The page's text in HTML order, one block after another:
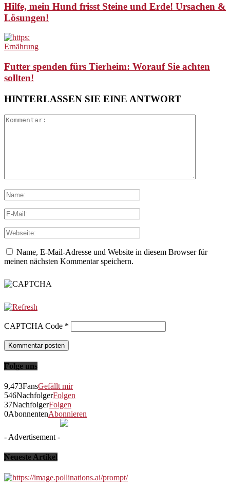
Hilfe, mein Hund frisst Steine und Erde! Ursachen &
Lösungen!
Ernährung
Futter spenden fürs Tierheim: Worauf Sie achten
sollten!
HINTERLASSEN SIE EINE ANTWORT
Name, E-Mail-Adresse und Website in diesem Browser für
meinen nächsten Kommentar speichern.
CAPTCHA Code *
Folge uns
9,473FansGefällt mir
546NachfolgerFolgen
37NachfolgerFolgen
0AbonnentenAbonnieren
- Advertisement -
Neueste Artikel